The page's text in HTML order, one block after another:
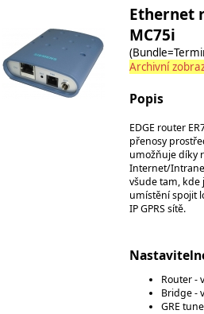
Ethernet
MC75i
Archivní
Popis
EDGE router
přenosy
umožňuje díky
Internet/
všude tam, kde
umístění spojit
IP GPRS sítě.
Router -
Bridge -
GRE